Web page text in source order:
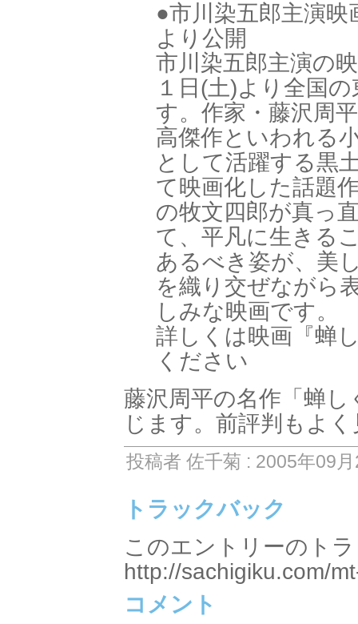
●市川染五郎主演
より公開
市川染五郎主演の
１日(土)より全国
す。作家・藤沢周
高傑作といわれる
として活躍する黒
て映画化した話題
の牧文四郎が真っ
て、平凡に生きる
あるべき姿が、美
を織り交ぜながら
しみな映画です。
詳しくは映画『蝉
ください
藤沢周平の名作「蝉
じます。前評判もよ
投稿者 佐千菊 : 2005年09
トラックバック
このエントリーのト
http://sachigiku.com/
コメント